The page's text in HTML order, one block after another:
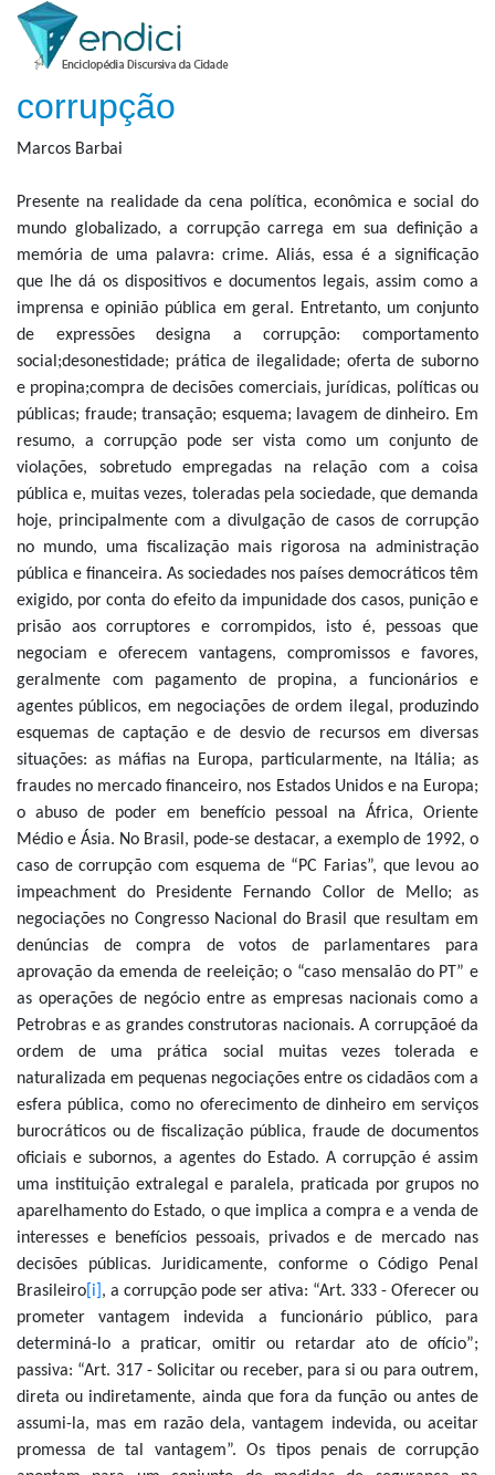
corrupção
Marcos Barbai
Presente na realidade da cena política, econômica e social do
mundo globalizado, a corrupção carrega em sua definição a
memória de uma palavra: crime. Aliás, essa é a significação
que lhe dá os dispositivos e documentos legais, assim como a
imprensa e opinião pública em geral. Entretanto, um conjunto
de expressões designa a corrupção: comportamento
social;desonestidade; prática de ilegalidade; oferta de suborno
e propina;compra de decisões comerciais, jurídicas, políticas ou
públicas; fraude; transação; esquema; lavagem de dinheiro. Em
resumo, a corrupção pode ser vista como um conjunto de
violações, sobretudo empregadas na relação com a coisa
pública e, muitas vezes, toleradas pela sociedade, que demanda
hoje, principalmente com a divulgação de casos de corrupção
no mundo, uma fiscalização mais rigorosa na administração
pública e financeira. As sociedades nos países democráticos têm
exigido, por conta do efeito da impunidade dos casos, punição e
prisão aos corruptores e corrompidos, isto é, pessoas que
negociam e oferecem vantagens, compromissos e favores,
geralmente com pagamento de propina, a funcionários e
agentes públicos, em negociações de ordem ilegal, produzindo
esquemas de captação e de desvio de recursos em diversas
situações: as máfias na Europa, particularmente, na Itália; as
fraudes no mercado financeiro, nos Estados Unidos e na Europa;
o abuso de poder em benefício pessoal na África, Oriente
Médio e Ásia. No Brasil, pode-se destacar, a exemplo de 1992, o
caso de corrupção com esquema de “PC Farias”, que levou ao
impeachment do Presidente Fernando Collor de Mello; as
negociações no Congresso Nacional do Brasil que resultam em
denúncias de compra de votos de parlamentares para
aprovação da emenda de reeleição; o “caso mensalão do PT” e
as operações de negócio entre as empresas nacionais como a
Petrobras e as grandes construtoras nacionais. A corrupçãoé da
ordem de uma prática social muitas vezes tolerada e
naturalizada em pequenas negociações entre os cidadãos com a
esfera pública, como no oferecimento de dinheiro em serviços
burocráticos ou de fiscalização pública, fraude de documentos
oficiais e subornos, a agentes do Estado. A corrupção é assim
uma instituição extralegal e paralela, praticada por grupos no
aparelhamento do Estado, o que implica a compra e a venda de
interesses e benefícios pessoais, privados e de mercado nas
decisões públicas. Juridicamente, conforme o Código Penal
Brasileiro [i] , a corrupção pode ser ativa: “Art. 333 - Oferecer ou
prometer vantagem indevida a funcionário público, para
determiná-lo a praticar, omitir ou retardar ato de ofício”;
passiva: “Art. 317 - Solicitar ou receber, para si ou para outrem,
direta ou indiretamente, ainda que fora da função ou antes de
assumi-la, mas em razão dela, vantagem indevida, ou aceitar
promessa de tal vantagem”. Os tipos penais de corrupção